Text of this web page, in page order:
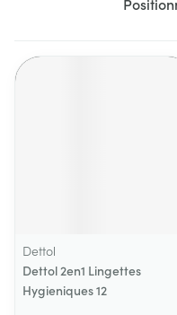
Trier par:
Dettol
Dettol 2en1 Lingettes
Hygieniques 12